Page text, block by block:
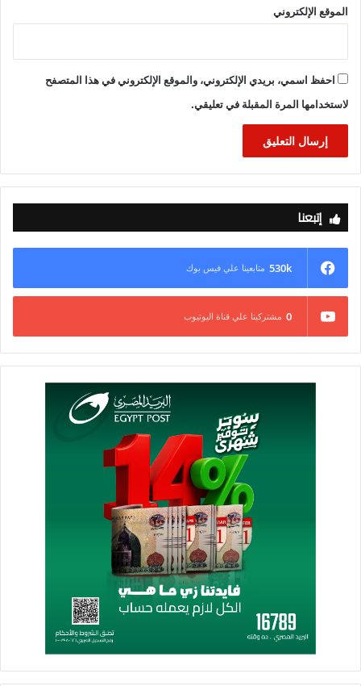
الموقع الإلكتروني
احفظ اسمي، بريدي الإلكتروني، والموقع الإلكتروني في هذا المتصفح
لاستخدامها المرة المقبلة في تعليقي.
إتبعنا
530k متابعينا علي فيس بوك
0 مشتركينا علي قناة اليوتيوب